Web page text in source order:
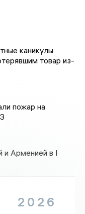
каникулы
товар из-
пожар на
и Арменией в I
2026